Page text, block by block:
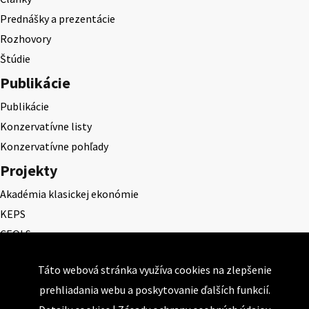
Prednášky a prezentácie
Rozhovory
Štúdie
Publikácie
Publikácie
Konzervatívne listy
Konzervatívne pohľady
Projekty
Akadémia klasickej ekonómie
KEPS
CEQLS
Cena Ernesta Valka
Študentská esej
Táto webová stránka využíva cookies na zlepšenie
prehliadania webu a poskytovanie ďalších funkcií.